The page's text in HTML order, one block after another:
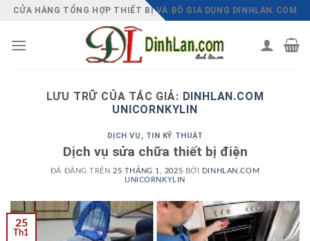
Chuyển
nội
CỬA HÀNG TỔNG HỢP THIẾT BỊ VÀ ĐỒ GIA DỤNG DINHLAN.COM
LƯU TRỮ CỦA TÁC GIẢ: DINHLAN.COM
UNICORNKYLIN
DỊCH VỤ , TIN KỸ THUẬT
Dịch vụ sửa chữa thiết bị điện
ĐÃ ĐĂNG TRÊN 25 THÁNG 1, 2025 BỞI
DINHLAN.COM
UNICORNKYLIN
25
Th1